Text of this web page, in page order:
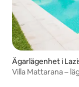
Ägarlägenhet i
Villa Mattarana –